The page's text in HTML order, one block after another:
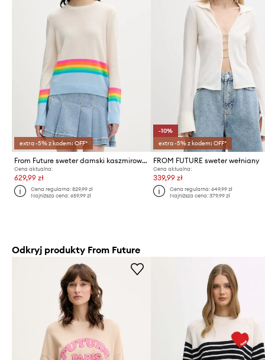
extra -5% z kodem: OFF*
From Future sweter damski kaszmirowy
Cena aktualna:
629,99 zł
Cena regularna:829,99 zł
Najniższa cena:659,99 zł
-10%
extra -5% z kodem: OFF*
FROM FUTURE sweter wełniany
Cena aktualna:
339,99 zł
Cena regularna: 649,99 zł
Najniższa cena: 379,99 zł
Odkryj produkty From Future